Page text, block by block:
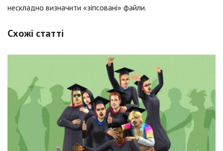
нескладно визначити «зіпсовані» файли.
Схожі статті